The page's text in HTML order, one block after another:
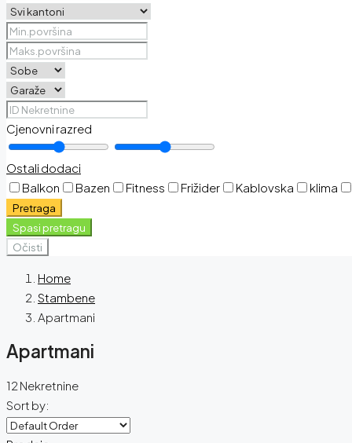
Cjenovni razred
Ostali dodaci
Balkon
Bazen Fitness Frižider Kablovska klima
Pretraga
Spasi pretragu
Očisti
Home
Stambene
Apartmani
Apartmani
12 Nekretnine
Sort by: